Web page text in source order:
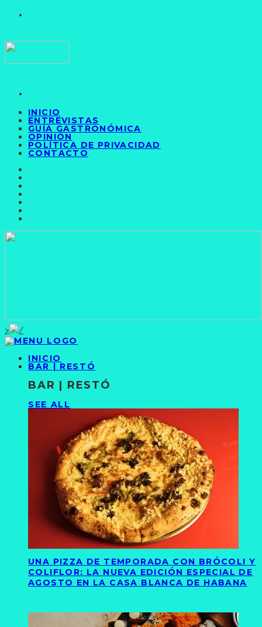
INICIO
ENTREVISTAS
GUÍA GASTRONÓMICA
OPINIÓN
POLÍTICA DE PRIVACIDAD
CONTACTO
>
INICIO
BAR | RESTÓ
BAR | RESTÓ
SEE ALL
UNA PIZZA DE TEMPORADA CON BRÓCOLI Y
COLIFLOR: LA NUEVA EDICIÓN ESPECIAL DE
AGOSTO EN LA CASA BLANCA DE HABANA